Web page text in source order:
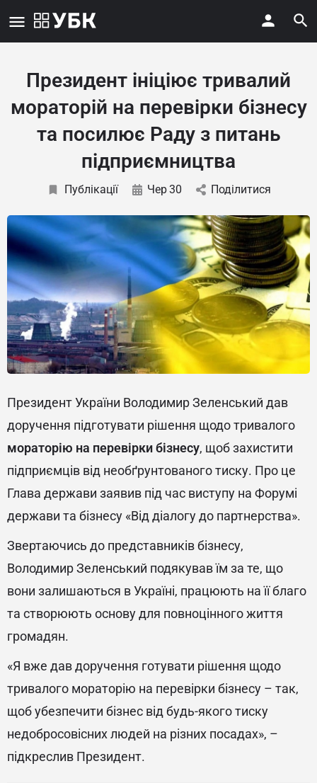
Президент ініціює тривалий
мораторій на перевірки бізнесу
та посилює Раду з питань
підприємництва
Публікації Чер30 Поділитися
Президент України Володимир Зеленський дав
доручення підготувати рішення щодо тривалого
мораторію на перевірки бізнесу, щоб захистити
підприємців від необґрунтованого тиску. Про це
Глава держави заявив під час виступу на Форумі
держави та бізнесу «Від діалогу до партнерства».
Звертаючись до представників бізнесу,
Володимир Зеленський подякував їм за те, що
вони залишаються в Україні, працюють на її благо
та створюють основу для повноцінного життя
громадян.
«Я вже дав доручення готувати рішення щодо
тривалого мораторію на перевірки бізнесу – так,
щоб убезпечити бізнес від будь-якого тиску
недобросовісних людей на різних посадах», –
підкреслив Президент.